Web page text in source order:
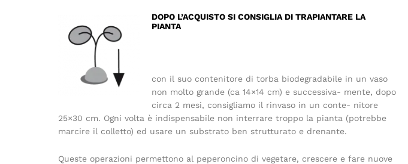
DOPO L’ACQUISTO SI CONSIGLIA DI TRAPIANTARE LA
PIANTA
con il suo contenitore di torba biodegradabile in un vaso
non molto grande (ca 14×14 cm) e successiva- mente, dopo
circa 2 mesi, consigliamo il rinvaso in un conte- nitore
25×30 cm. Ogni volta è indispensabile non interrare troppo la pianta (potrebbe
marcire il colletto) ed usare un substrato ben strutturato e drenante.
Queste operazioni permettono al peperoncino di vegetare, crescere e fare nuove